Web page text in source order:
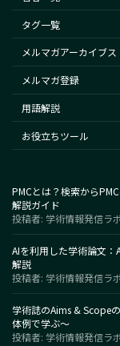
タグ一覧
メルマガアーカイブス
メルマガ登録
用語解説
お役立ちツール
PMCとは？検索から
解説ガイド
投稿者: 学術情報発信ラ
AIを利用した学術論文
解説
投稿者: 学術情報発信ラ
学術誌のAims & Scope
体例で学ぶ〜
投稿者: 学術情報発信ラ